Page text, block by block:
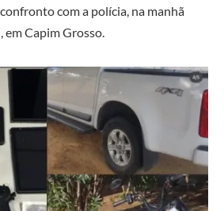
com a polícia, na manhã
em Capim Grosso.